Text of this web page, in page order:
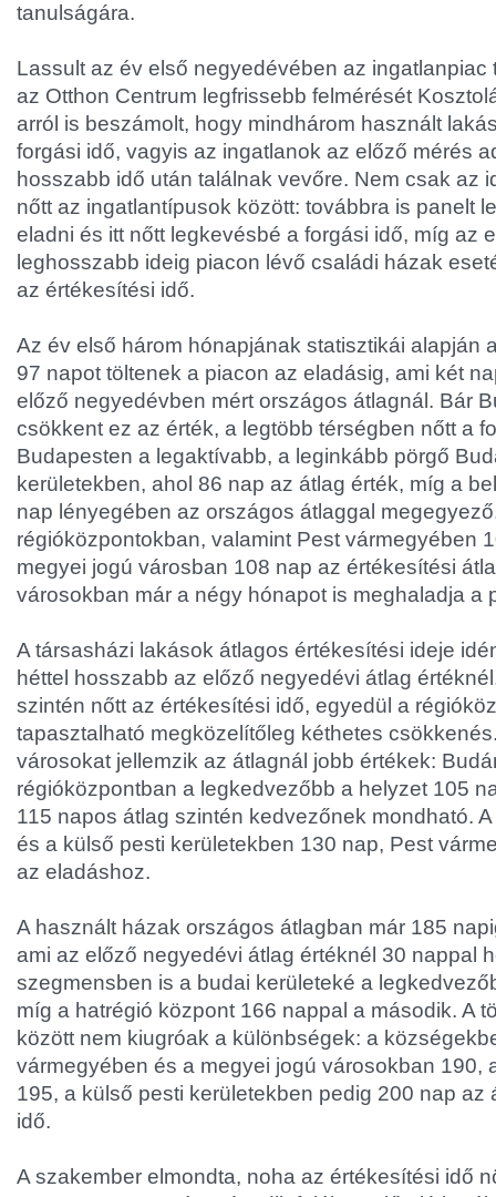
tanulságára.
Lassult az év első negyedévében az ingatlanpiac
az Otthon Centrum legfrissebb felmérését
arról is beszámolt, hogy mindhárom használt
forgási idő, vagyis az ingatlanok az előző mérés
hosszabb idő után találnak vevőre. Nem csak az
nőtt az ingatlantípusok között: továbbra is panelt
eladni és itt nőtt legkevésbé a forgási idő, míg az
leghosszabb ideig piacon lévő családi házak
az értékesítési idő.
Az év első három hónapjának statisztikái alapján
97 napot töltenek a piacon az eladásig, ami két
előző negyedévben mért országos átlagnál. Bár
csökkent ez az érték, a legtöbb térségben nőtt a
Budapesten a legaktívabb, a leginkább pörgő
kerületekben, ahol 86 nap az átlag érték, míg a
nap lényegében az országos átlaggal
régióközpontokban, valamint Pest vármegyében
megyei jogú városban 108 nap az értékesítési
városokban már a négy hónapot is meghaladja a
A társasházi lakások átlagos értékesítési ideje
héttel hosszabb az előző negyedévi átlag
szintén nőtt az értékesítési idő, egyedül a
tapasztalható megközelítőleg kéthetes
városokat jellemzik az átlagnál jobb értékek:
régióközpontban a legkedvezőbb a helyzet 105
115 napos átlag szintén kedvezőnek mondható.
és a külső pesti kerületekben 130 nap, Pest
az eladáshoz.
A használt házak országos átlagban már 185
ami az előző negyedévi átlag értéknél 30 nappal
szegmensben is a budai kerületeké a
míg a hatrégió központ 166 nappal a második. A
között nem kiugróak a különbségek: a
vármegyében és a megyei jogú városokban 190,
195, a külső pesti kerületekben pedig 200 nap az
idő.
A szakember elmondta, noha az értékesítési idő